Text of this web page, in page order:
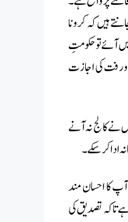
ہیں کہ کرونا
آئے تو حکومتِ
کی اجازت
نے کالج نہ آنے
ادا کرسکے۔
کا احسان مند
تاکہ تصدیق کی